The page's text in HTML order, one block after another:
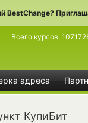
BestChange?
адреса
Всего курсов:
КупиБит